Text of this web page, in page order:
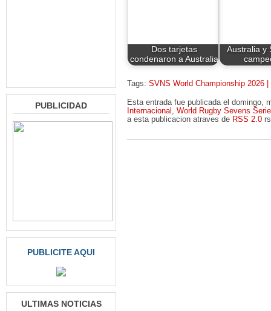
PUBLICIDAD
PUBLICITE AQUI
ULTIMAS NOTICIAS
Dos tarjetas
condenaron a Australia
Australia y
Tags: SVNS World Championship 2026 |
Esta entrada fue publicada el domingo,
Internacional
World Rugby Sevens
a esta publicacion atraves de RSS 2.0